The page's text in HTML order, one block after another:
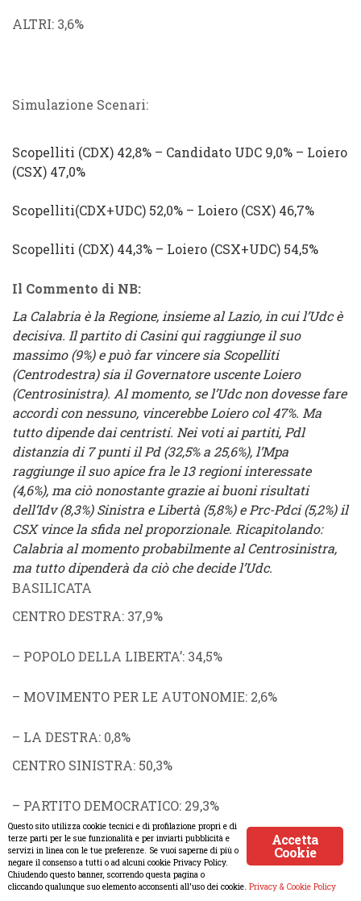
ALTRI: 3,6%
Simulazione Scenari:
Scopelliti (CDX) 42,8% – Candidato UDC 9,0% – Loiero
(CSX) 47,0%
Scopelliti(CDX+UDC) 52,0% – Loiero (CSX) 46,7%
Scopelliti (CDX) 44,3% – Loiero (CSX+UDC) 54,5%
Il Commento di NB:
La Calabria è la Regione, insieme al Lazio, in cui l’Udc è
decisiva. Il partito di Casini qui raggiunge il suo
massimo (9%) e può far vincere sia Scopelliti
(Centrodestra) sia il Governatore uscente Loiero
(Centrosinistra). Al momento, se l’Udc non dovesse fare
accordi con nessuno, vincerebbe Loiero col 47%. Ma
tutto dipende dai centristi. Nei voti ai partiti, Pdl
distanzia di 7 punti il Pd (32,5% a 25,6%), l’Mpa
raggiunge il suo apice fra le 13 regioni interessate
(4,6%), ma ciò nonostante grazie ai buoni risultati
dell’Idv (8,3%) Sinistra e Libertà (5,8%) e Prc-Pdci (5,2%) il
CSX vince la sfida nel proporzionale. Ricapitolando:
Calabria al momento probabilmente al Centrosinistra,
ma tutto dipenderà da ciò che decide l’Udc.
BASILICATA
CENTRO DESTRA: 37,9%
– POPOLO DELLA LIBERTA’: 34,5%
– MOVIMENTO PER LE AUTONOMIE: 2,6%
– LA DESTRA: 0,8%
CENTRO SINISTRA: 50,3%
– PARTITO DEMOCRATICO: 29,3%
–ITALIA DEI VALORI: 11,7%
–COMUNISTI(RC,PDCI,PCL): 3,6%
Accetta
Cookie
Questo sito utilizza cookie tecnici e di profilazione propri e di
terze parti per le sue funzionalità e per inviarti pubblicità e
servizi in linea con le tue preferenze. Se vuoi saperne di più o
negare il consenso a tutti o ad alcuni cookie Privacy Policy.
Chiudendo questo banner, scorrendo questa pagina o
cliccando qualunque suo elemento acconsenti all’uso dei cookie. Privacy & Cookie Policy